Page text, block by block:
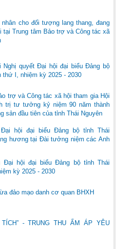
cho đối tượng lang thang, đang
Trung tâm Bảo trợ và Công tác xã
Nghị quyết Đại hội đại biểu Đảng bộ
thứ I, nhiệm kỳ 2025 - 2030
trợ và Công tác xã hội tham gia Hội
trị tư tưởng kỷ niệm 90 năm thành
sản đầu tiên của tỉnh Thái Nguyên
hội đại biểu Đảng bộ tỉnh Thái
hương tại Đài tưởng niệm các Anh
Đại hội đại biểu Đảng bộ tỉnh Thái
kỳ 2025 - 2030
đảo mạo danh cơ quan BHXH
- TRUNG THU ẤM ÁP YÊU